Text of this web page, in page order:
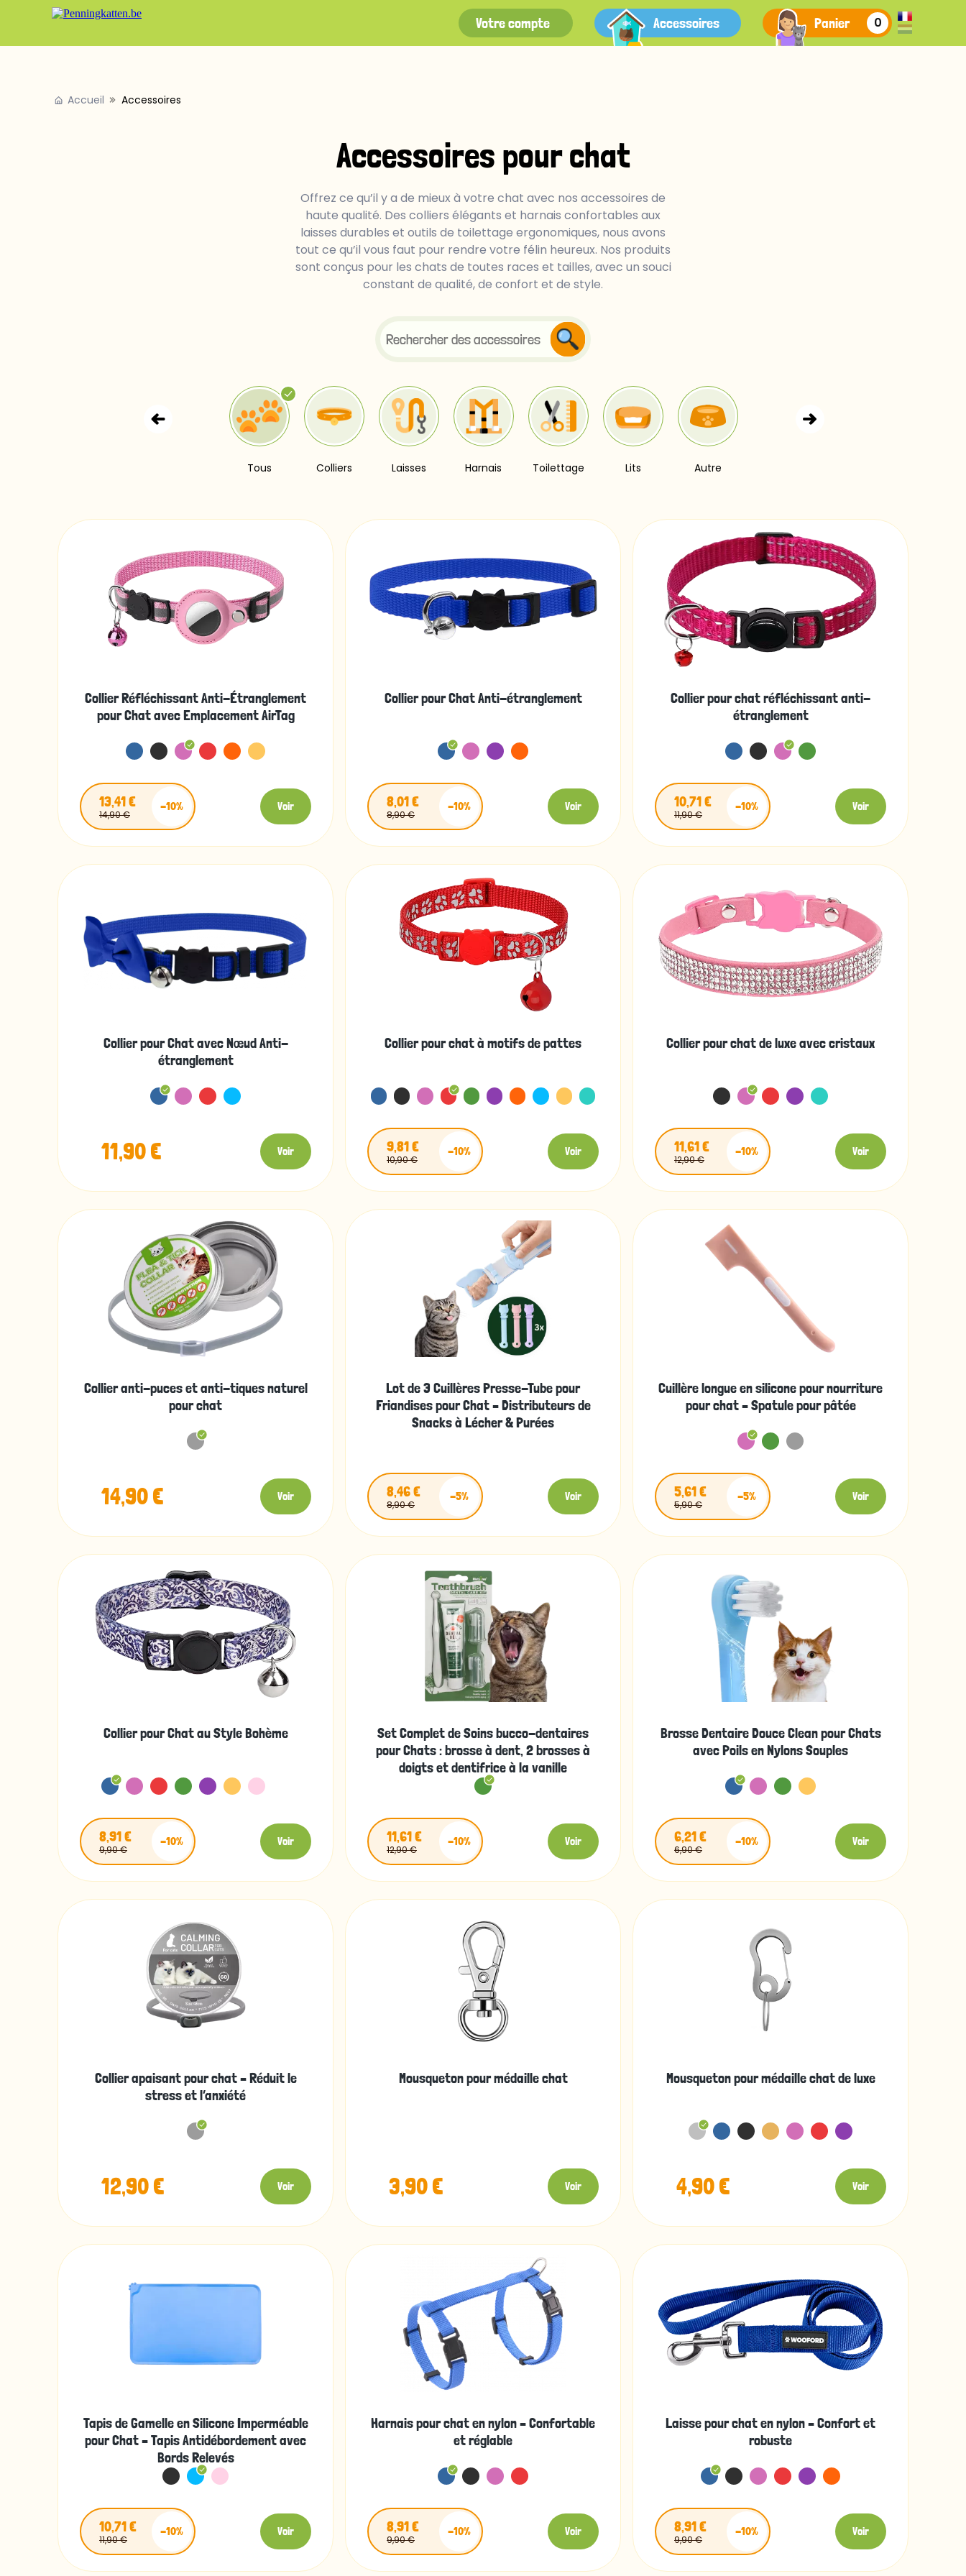
Votre compte Accessoires Panier 0
Accueil Accessoires
Accessoires pour chat
Offrez ce qu’il y a de mieux à votre chat avec nos accessoires de
haute qualité. Des colliers élégants et harnais confortables aux
laisses durables et outils de toilettage ergonomiques, nous avons
tout ce qu’il vous faut pour rendre votre félin heureux. Nos produits
sont conçus pour les chats de toutes races et tailles, avec un souci
constant de qualité, de confort et de style.
Tous Colliers Laisses Harnais Toilettage Lits Autre
Collier Réfléchissant Anti-Étranglement
pour Chat avec Emplacement AirTag
13,41 €
14,90 €
-10% Voir
Collier pour Chat Anti-étranglement
8,01 €
8,90 €
-10% Voir
Collier pour chat réfléchissant anti-
étranglement
10,71 €
11,90 €
-10% Voir
Collier pour Chat avec Nœud Anti-
étranglement
11,90 € Voir
Collier pour chat à motifs de pattes
9,81 €
10,90 €
-10% Voir
Collier pour chat de luxe avec cristaux
11,61 €
12,90 €
-10% Voir
Collier anti-puces et anti-tiques naturel
pour chat
14,90 € Voir
Lot de 3 Cuillères Presse-Tube pour
Friandises pour Chat – Distributeurs de
Snacks à Lécher & Purées
8,46 €
8,90 €
-5% Voir
Cuillère longue en silicone pour nourriture
pour chat – Spatule pour pâtée
5,61 €
5,90 €
-5% Voir
Collier pour Chat au Style Bohème
8,91 €
9,90 €
-10% Voir
Set Complet de Soins bucco-dentaires
pour Chats : brosse à dent, 2 brosses à
doigts et dentifrice à la vanille
11,61 €
12,90 €
-10% Voir
Brosse Dentaire Douce Clean pour Chats
avec Poils en Nylons Souples
6,21 €
6,90 €
-10% Voir
Collier apaisant pour chat – Réduit le
stress et l’anxiété
12,90 € Voir
Mousqueton pour médaille chat
3,90 € Voir
Mousqueton pour médaille chat de luxe
4,90 € Voir
Tapis de Gamelle en Silicone Imperméable
pour Chat – Tapis Antidébordement avec
Bords Relevés
10,71 €
11,90 €
-10% Voir
Harnais pour chat en nylon – Confortable
et réglable
8,91 €
9,90 €
-10% Voir
Laisse pour chat en nylon – Confort et
robuste
8,91 €
9,90 €
-10% Voir